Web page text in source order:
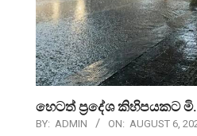
හෙටත් ප්‍රදේශ කිහිපයකට
BY: ADMIN ON: AUGUST 6,